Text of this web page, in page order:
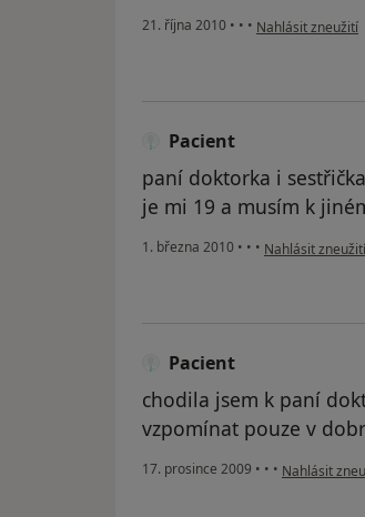
21. října 2010 • • • podle názoru
Nahlásit zneužití
Pacient
paní doktorka i
je mi 19 a musím k
1. března 2010 • • • podle názoru
Nahlásit zneužití
Pacient
chodila jsem k paní
vzpomínat pouze v
17. prosince 2009 • • • podle názoru
Nahlásit